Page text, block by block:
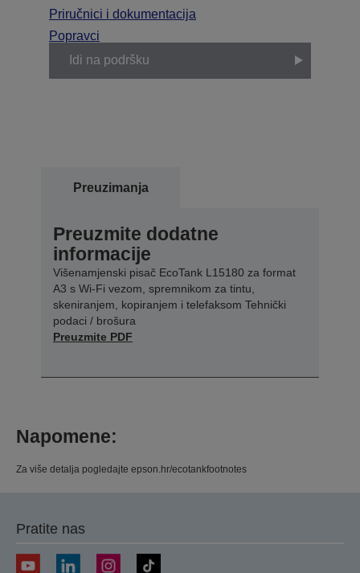
Priručnici i dokumentacija
Popravci
Idi na podršku
Preuzimanja
Preuzmite dodatne
informacije
Višenamjenski pisač EcoTank L15180 za format
A3 s Wi-Fi vezom, spremnikom za tintu,
skeniranjem, kopiranjem i telefaksom Tehnički
podaci / brošura
Preuzmite PDF
Napomene:
Za više detalja pogledajte epson.hr/ecotankfootnotes
Pratite nas